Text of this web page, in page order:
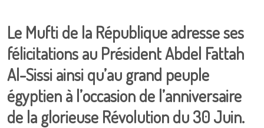
Le Mufti de la République adresse ses
félicitations au Président Abdel Fattah
Al-Sissi ainsi qu’au grand peuple
égyptien à l’occasion de l’anniversaire
de la glorieuse Révolution du 30 Juin.